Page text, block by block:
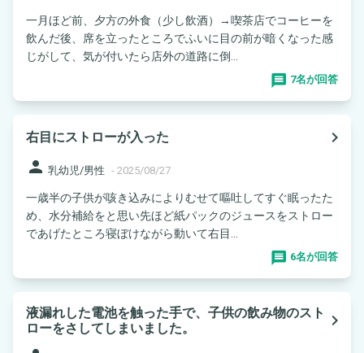
一月ほど前、夕方の外食（少し飲酒）→喫茶店でコーヒーを
飲んだ後、席を立ったところでふいに目の前が暗くなった感
じがして、気が付いたら店外の道路に倒...
7名が回答
右目にストローが入った
navigate_next
person 乳幼児/男性 - 2025/08/27
一歳半の子供が咳き込みによりむせて嘔吐してすぐ眠ったた
め、水分補給をと思い先ほど紙パックのジュースをストロー
であげたところ寝ぼけながら動いて右目...
6名が回答
液漏れした電池を触った手で、子供の飲み物のスト
ローをさしてしまいました。
navigate_next